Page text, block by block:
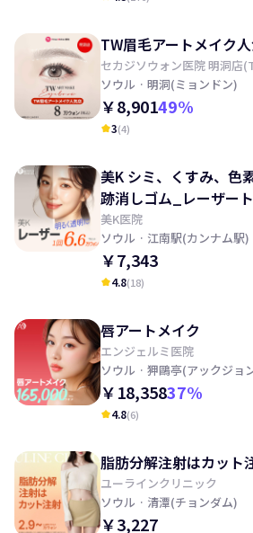
TW眉毛アートメイク
セカジソウォン医院 明洞店
ソウル · 明洞(ミョンドン)
￥8,90149%
kid_star3(4)
美K シミ、くすみ、色
跡消しゴム_レーザー
美K医院
ソウル · 江南駅(カンナム駅)
￥7,343
kid_star4.8(18)
唇アートメイク
エンジェルミ医院
ソウル · 狎鷗亭(アックジョ
￥18,35837%
kid_star4.8(6)
脂肪分解注射はカット
ユーラインクリニック
ソウル · 清潭(チョンダム)
￥3,227